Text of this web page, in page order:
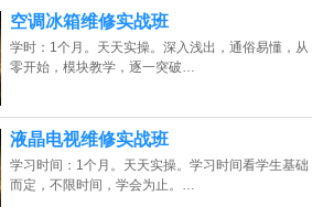
：13807313137
空调冰箱维修实战班
学时：1个月。天天实操。深入浅出，通俗易懂，从
零开始，模块教学，逐一突破…
液晶电视维修实战班
学习时间：1个月。天天实操。学习时间看学生基础
而定，不限时间，学会为止。…